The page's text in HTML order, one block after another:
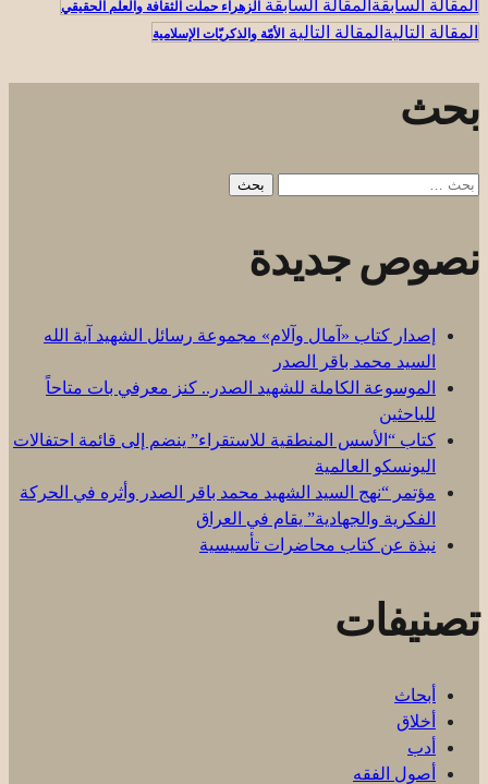
المقالة السابقة الزهراء حملت الثقافة والعلم الحقيقي
المقالة التالية الأمّة والذكريّات الإسلامية
بحث
البحث
نصوص جديدة
إصدار كتاب «آمال وآلام» مجموعة رسائل الشهيد آية الله
السيد محمد باقر الصدر
الموسوعة الكاملة للشهيد الصدر.. كنز معرفي بات متاحاً
للباحثين
كتاب “الأسس المنطقية للاستقراء” ينضم إلى قائمة احتفالات
اليونسكو العالمية
مؤتمر “نهج السيد الشهيد محمد باقر الصدر وأثره في الحركة
الفكرية والجهادية” يقام في العراق
نبذة عن كتاب محاضرات تأسيسية
تصنيفات
أبحاث
أخلاق
أدب
أصول الفقه